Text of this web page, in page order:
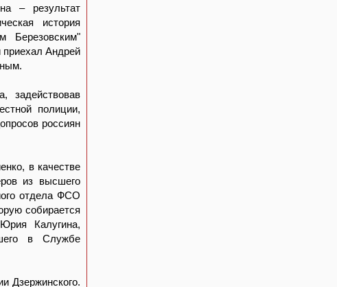
– результат
история
Березовским"
приехал Андрей
задействовав
полиции,
россиян
в качестве
из высшего
отдела ФСО
собирается
Калугина,
в Службе
Дзержинского.